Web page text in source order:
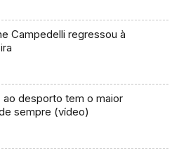
Campedelli regressou à
ao desporto tem o maior
sempre (vídeo)